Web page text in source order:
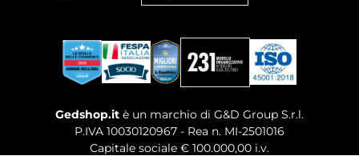
Gedshop.it è un marchio di G&D Group S.r.l.
P.IVA 10030120967 - Rea n. MI-2501016
Capitale sociale € 100.000,00 i.v.